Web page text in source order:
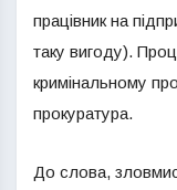
працівник на
таку вигоду).
кримінальному
прокуратура.
До слова,